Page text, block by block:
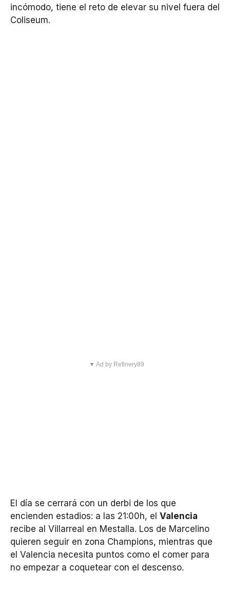
incómodo, tiene el reto de elevar su nivel fuera del
Coliseum.
▼ Ad by Refinery89
El día se cerrará con un derbi de los que
encienden estadios: a las 21:00h, el Valencia
recibe al Villarreal en Mestalla. Los de Marcelino
quieren seguir en zona Champions, mientras que
el Valencia necesita puntos como el comer para
no empezar a coquetear con el descenso.